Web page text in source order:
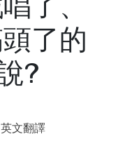
了的
?
英文翻譯